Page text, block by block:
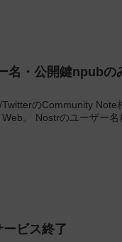
名・公開鍵npubの
のCommunity Note
。 Nostrのユーザー
ビス終了